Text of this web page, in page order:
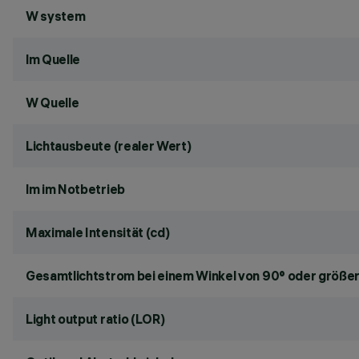
W system
lm Quelle
W Quelle
Lichtausbeute (realer Wert)
lm im Notbetrieb
Maximale Intensität (cd)
Gesamtlichtstrom bei einem Winkel von 90° oder
Light output ratio (LOR)